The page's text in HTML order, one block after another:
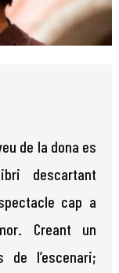
de la dona es
des­cartant
cap a
Creant un
l’escenari;